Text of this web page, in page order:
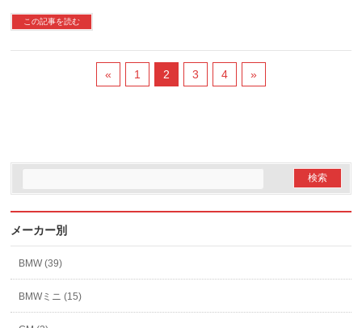
この記事を読む
« 1 2 3 4 »
メーカー別
BMW (39)
BMWミニ (15)